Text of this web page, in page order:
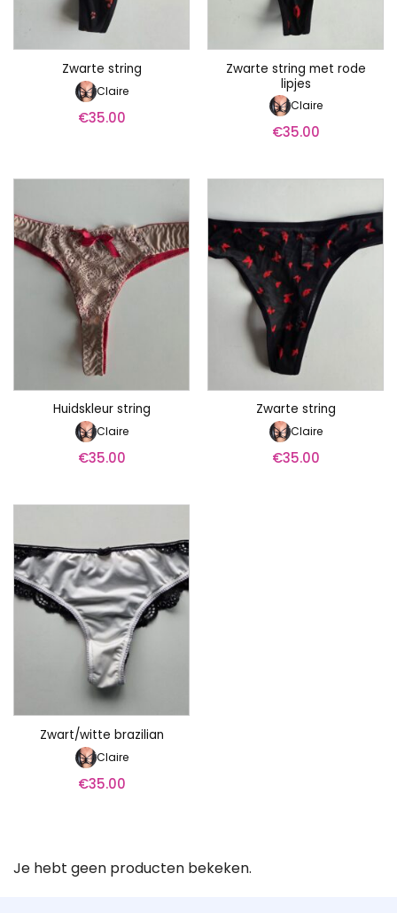
Zwarte string
Claire
€35.00
Zwarte string met rode
lipjes
Claire
€35.00
Huidskleur string
Claire
€35.00
Zwarte string
Claire
€35.00
Zwart/witte brazilian
Claire
€35.00
Je hebt geen producten bekeken.